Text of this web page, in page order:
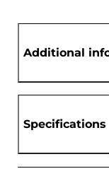
Additional
Specifications